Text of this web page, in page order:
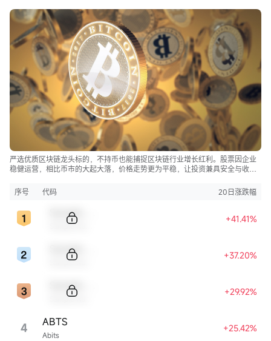
严选优质区块链龙头标的，不持币也能捕捉区块链行业增长红利。股票因企业
稳健运营，相比币市的大起大落，价格走势更为平稳，让投资兼具安全与收
序号
代码 20日涨跌幅
+41.41%
+37.20%
+29.92%
4 Abits
ABTS +25.42%